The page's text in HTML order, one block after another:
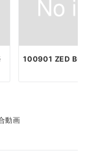
100901 ZED
動画